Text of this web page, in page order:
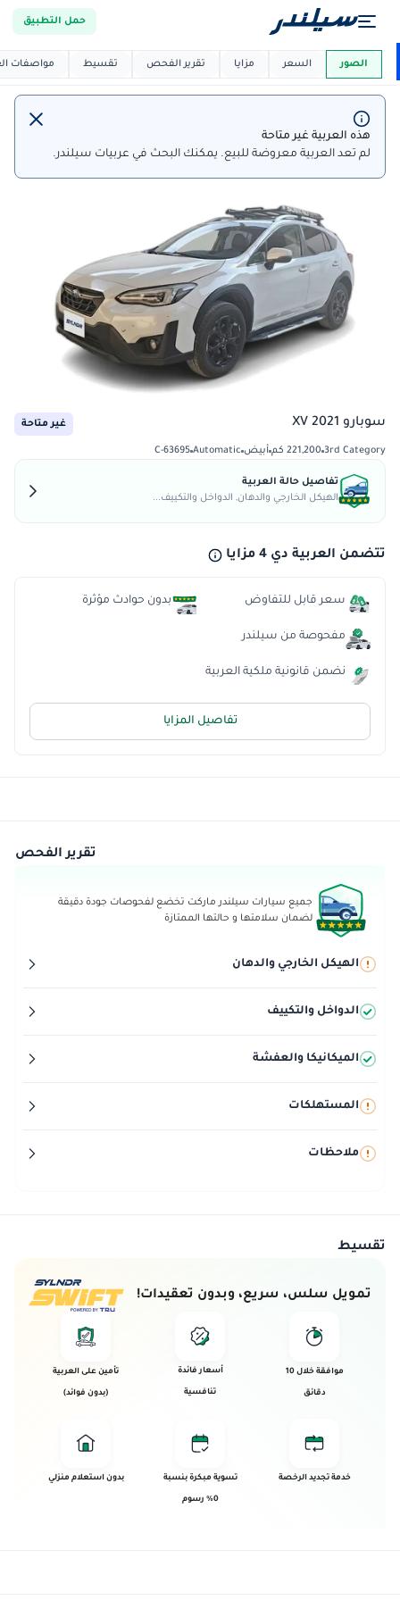
حمل التطبيق
العربية دي ماركت
هذه العربية غير متاحة
لم تعد العربية معروضة للبيع. يمكنك البحث في عربيات سيلندر.
سوبارو XV 2021 غير متاحة
3rd Category 221,200 كم أبيض Automatic
C-63695
تفاصيل حالة العربية
الهيكل الخارجي والدهان, الدواخل والتكييف...
تتضمن العربية دي 4 مزايا
سعر قابل للتفاوض
مفحوصة من سيلندر
نضمن قانونية ملكية العربية
بدون حوادث مؤثرة
تفاصيل المزايا
الصور السعر مزايا تقرير الفحص تقسيط مواصفات
تقرير الفحص
جميع سيارات سيلندر ماركت تخضع لفحوصات جودة دقيقة
لضمان سلامتها و حالتها الممتازة
الهيكل الخارجي والدهان
الدواخل والتكييف
الميكانيكا والعفشة
المستهلكات
ملاحظات
تقسيط
تمويل سلس، سريع، وبدون تعقيدات!
موافقة خلال 10
دقائق
أسعار فائدة
تنافسية
تأمين على العربية
(بدون فوائد)
خدمة تجديد الرخصة تسوية مبكرة بنسبة
0% رسوم
بدون استعلام منزلي